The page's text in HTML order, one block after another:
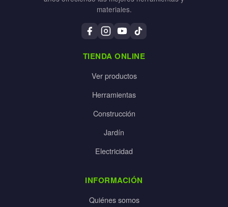
materiales.
TIENDA ONLINE
Ver productos
Herramientas
Construcción
Jardín
Electricidad
INFORMACIÓN
Quiénes somos